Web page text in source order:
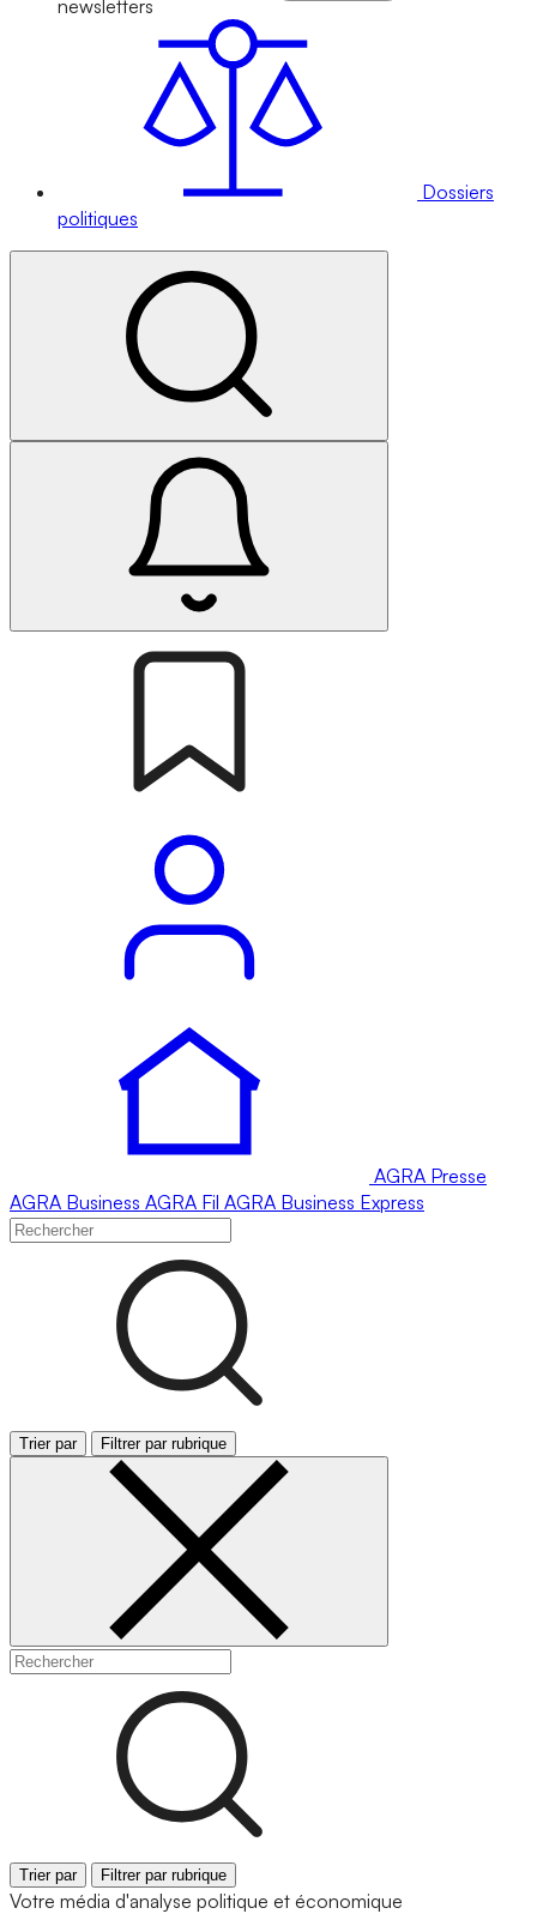
newsletters
Dossiers
politiques
AGRA Presse
AGRA Business AGRA Fil AGRA Business Express
Trier par Filtrer par rubrique
Trier par Filtrer par rubrique
Votre média d'analyse politique et économique